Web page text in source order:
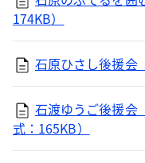
174KB）
石原ひさし後援会
石渡ゆうご後援会
式：165KB）